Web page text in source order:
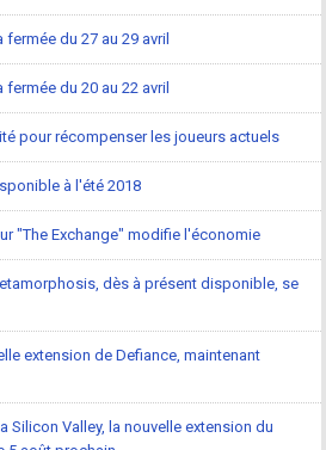
du 27 au 29 avril
du 20 au 22 avril
pour récompenser les joueurs actuels
à l'été 2018
"The Exchange" modifie l'économie
dès à présent disponible, se
extension de Defiance, maintenant
Silicon Valley, la nouvelle extension du